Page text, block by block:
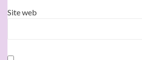
Site web